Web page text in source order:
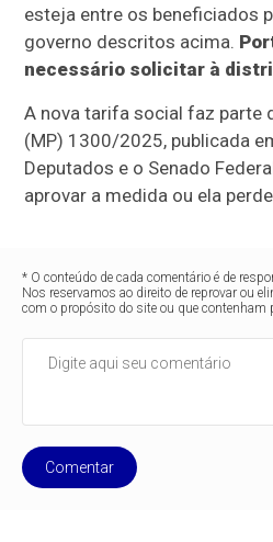
esteja entre os beneficiados
governo descritos acima.
necessário solicitar à
A nova tarifa social faz parte
(MP) 1300/2025, publicada
Deputados e o Senado
aprovar a medida ou ela
* O conteúdo de cada comentário é de
Nos reservamos ao direito de reprovar ou
com o propósito do site ou que contenham
Comentar